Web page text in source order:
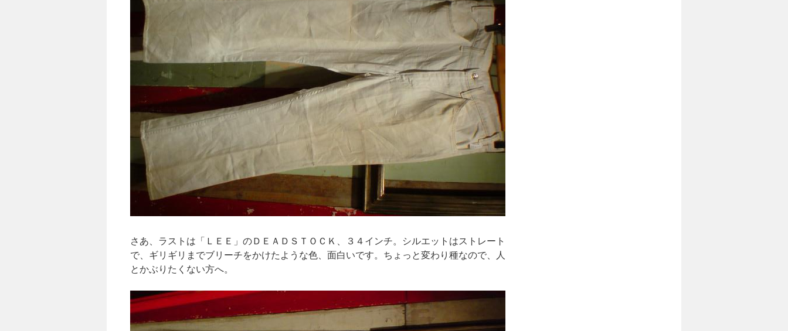
さあ、ラストは「ＬＥＥ」のＤＥＡＤＳＴＯＣＫ、３４インチ。シルエットはストレート
で、ギリギリまでブリーチをかけたような色、面白いです。ちょっと変わり種なので、人
とかぶりたくない方へ。